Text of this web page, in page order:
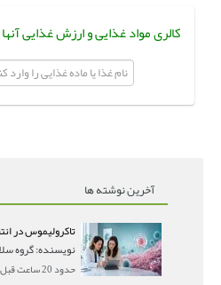
کالری مواد غذایی و ارزش غذایی آنها
آخرین نوشته ها
حدود 20 ساعت قبل